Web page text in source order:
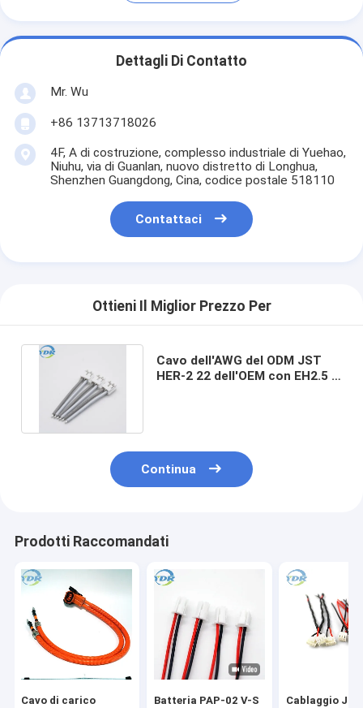
Dettagli Di Contatto
Mr. Wu
+86 13713718026
4F, A di costruzione, complesso industriale di Yuehao,
Niuhu, via di Guanlan, nuovo distretto di Longhua,
Shenzhen Guangdong, Cina, codice postale 518110
Contattaci
Ottieni Il Miglior Prezzo Per
Cavo dell'AWG del ODM JST
HER-2 22 dell'OEM con EH2.5 il
Continua
Prodotti Raccomandati
Cavo di carico
Batteria PAP-02 V-S
Cablaggio